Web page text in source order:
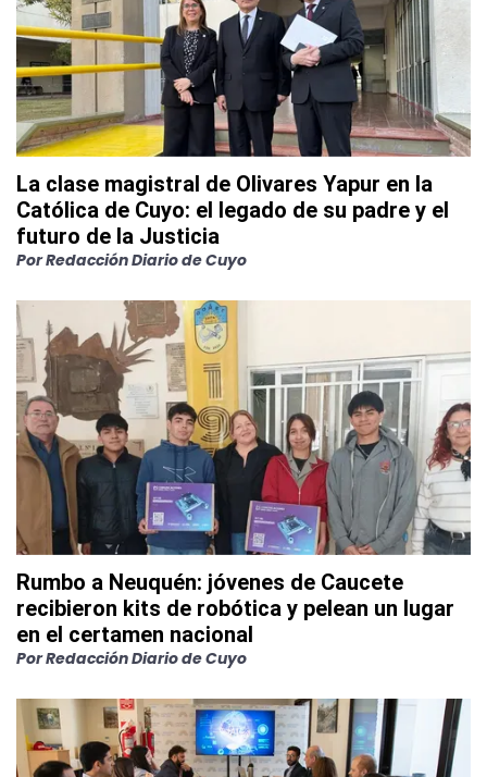
La clase magistral de Olivares Yapur en la
Católica de Cuyo: el legado de su padre y el
futuro de la Justicia
PorRedacción Diario de Cuyo
Rumbo a Neuquén: jóvenes de Caucete
recibieron kits de robótica y pelean un lugar
en el certamen nacional
PorRedacción Diario de Cuyo